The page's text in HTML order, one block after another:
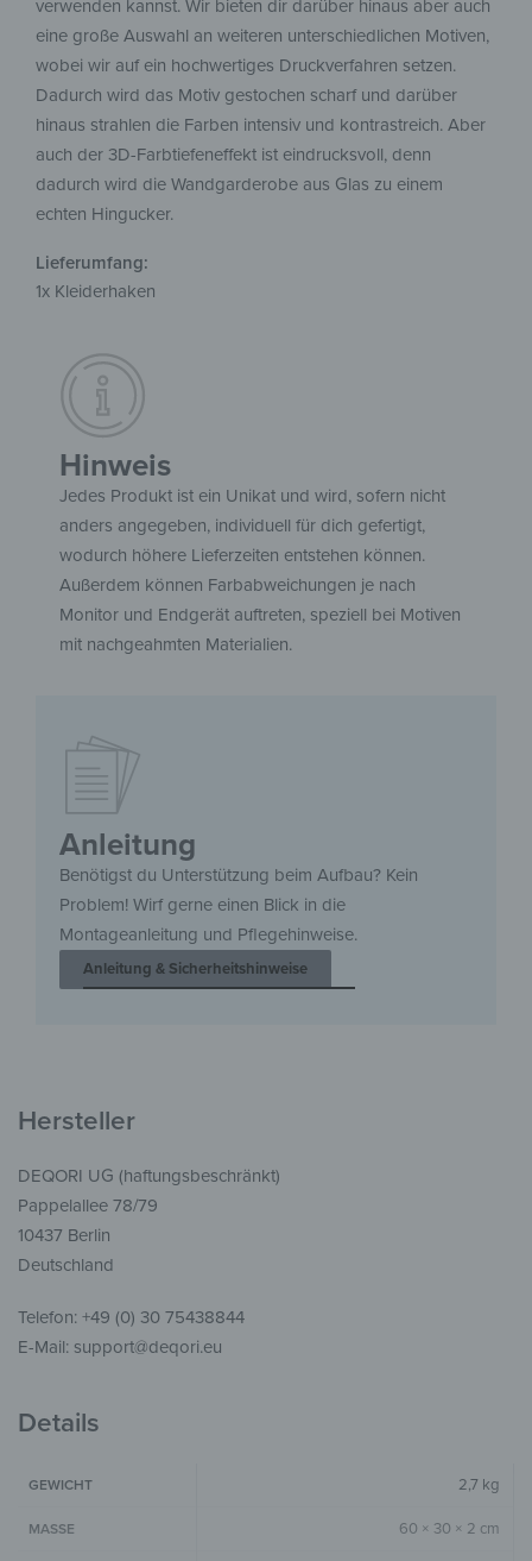
verwenden kannst. Wir bieten dir darüber hinaus aber auch
eine große Auswahl an weiteren unterschiedlichen Motiven,
wobei wir auf ein hochwertiges Druckverfahren setzen.
Dadurch wird das Motiv gestochen scharf und darüber
hinaus strahlen die Farben intensiv und kontrastreich. Aber
auch der 3D-Farbtiefeneffekt ist eindrucksvoll, denn
dadurch wird die Wandgarderobe aus Glas zu einem
echten Hingucker.
Lieferumfang:
1x Kleiderhaken
Anleitung
Benötigst du Unterstützung beim Aufbau? Kein
Problem! Wirf gerne einen Blick in die
Montageanleitung und Pflegehinweise.
Anleitung & Sicherheitshinweise
Hinweis
Jedes Produkt ist ein Unikat und wird, sofern nicht
anders angegeben, individuell für dich gefertigt,
wodurch höhere Lieferzeiten entstehen können.
Außerdem können Farbabweichungen je nach
Monitor und Endgerät auftreten, speziell bei Motiven
mit nachgeahmten Materialien.
Hersteller
DEQORI UG (haftungsbeschränkt)
Pappelallee 78/79
10437 Berlin
Deutschland
Telefon: +49 (0) 30 75438844
E-Mail: support@deqori.eu
Details
GEWICHT 2,7 kg
MASSE 60 × 30 × 2 cm